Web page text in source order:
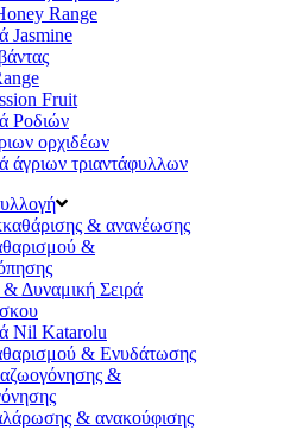
Range
Jasmine
Fruit
Ροδιών
ορχιδέων
άγριων τριαντάφυλλων
& ανανέωσης
&
Δυναμική Σειρά
Nil Katarolu
& Ενυδάτωσης
&
& ανακούφισης